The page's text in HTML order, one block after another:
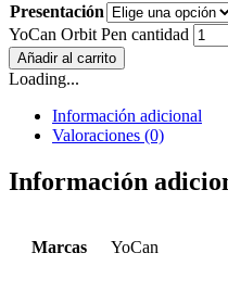
Presentación
YoCan Orbit Pen cantidad
Añadir al carrito
Loading...
Información adicional
Valoraciones (0)
Información
Marcas YoCan